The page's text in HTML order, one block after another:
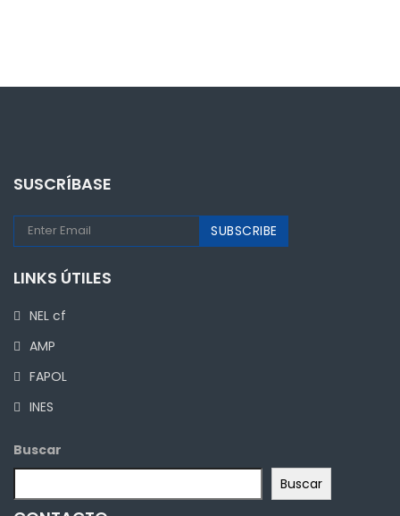
SUSCRÍBASE
LINKS ÚTILES
NEL cf
AMP
FAPOL
INES
Buscar
Buscar